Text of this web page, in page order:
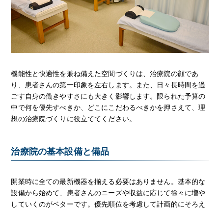
機能性と快適性を兼ね備えた空間づくりは、治療院の顔であ
り、患者さんの第一印象を左右します。また、日々長時間を過
ごす自身の働きやすさにも大きく影響します。限られた予算の
中で何を優先すべきか、どこにこだわるべきかを押さえて、理
想の治療院づくりに役立ててください。
治療院の基本設備と備品
開業時に全ての最新機器を揃える必要はありません。基本的な
設備から始めて、患者さんのニーズや収益に応じて徐々に増や
していくのがベターです。優先順位を考慮して計画的にそろえ